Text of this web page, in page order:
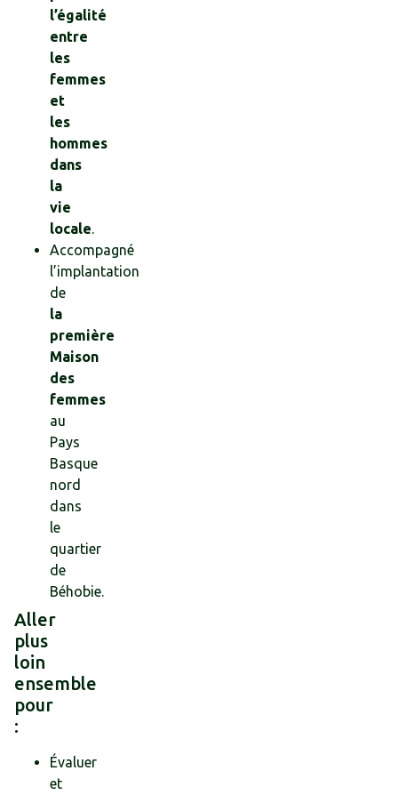
l’égalité
entre
les
femmes
et
les
hommes
dans
la
vie
locale.
Accompagné
l’implantation
de
la
première
Maison
des
femmes
au
Pays
Basque
nord
dans
le
quartier
de
Béhobie.
Aller
plus
loin
ensemble
pour
:
Évaluer
et